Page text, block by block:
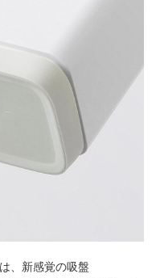
、新感覚の吸盤